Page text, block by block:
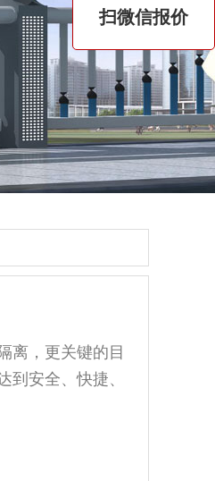
，更关键的目
安全、快捷、
扫微信报价